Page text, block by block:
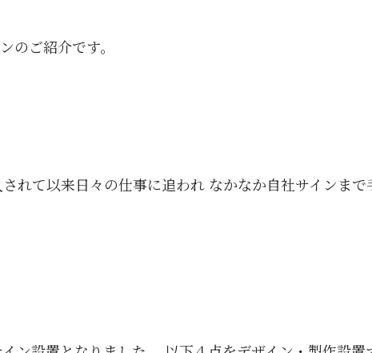
のご紹介です。
れて以来日々の仕事に追われ なかなか自社サインま